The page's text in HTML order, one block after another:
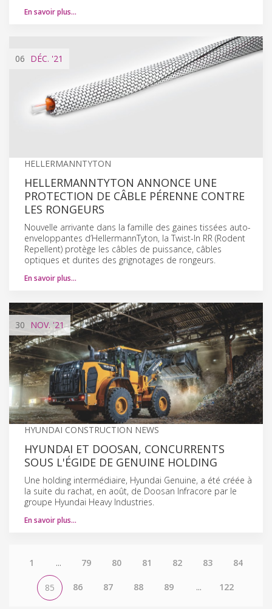
En savoir plus…
06 DÉC. '21
HELLERMANNTYTON
HELLERMANNTYTON ANNONCE UNE
PROTECTION DE CÂBLE PÉRENNE CONTRE
LES RONGEURS
Nouvelle arrivante dans la famille des gaines tissées auto-
enveloppantes d’HellermannTyton, la Twist-In RR (Rodent
Repellent) protège les câbles de puissance, câbles
optiques et durites des grignotages de rongeurs.
En savoir plus…
30 NOV. '21
HYUNDAI CONSTRUCTION NEWS
HYUNDAI ET DOOSAN, CONCURRENTS
SOUS L'ÉGIDE DE GENUINE HOLDING
Une holding intermédiaire, Hyundai Genuine, a été créée à
la suite du rachat, en août, de Doosan Infracore par le
groupe Hyundai Heavy Industries.
En savoir plus…
1 ... 79 80 81 82 83 84
85 86 87 88 89 ... 122